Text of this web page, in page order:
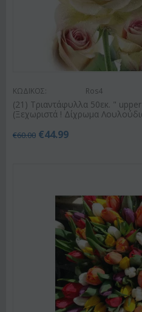
ΚΩΔΙΚΟΣ: Ros4
(21) Τριαντάφυλλα 50εκ. "
(Ξεχωριστά ! Δίχρωμα
€60.00 €44.99